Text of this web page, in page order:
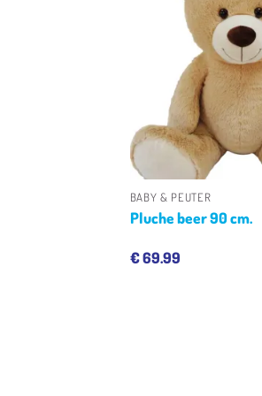
BABY & PEUTER
Pluche beer 90 cm.
€69.99